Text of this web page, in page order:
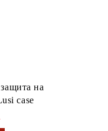
на
case